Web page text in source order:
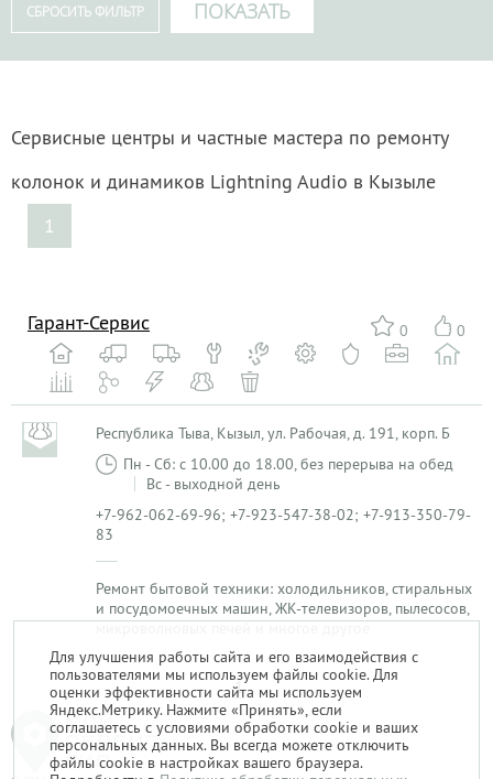
Сервисные центры и частные мастера по ремонту
колонок и динамиков Lightning Audio в Кызыле
1
0 0
Гарант-Сервис
Республика Тыва, Кызыл, ул. Рабочая, д. 191, корп. Б
Пн - Сб: с 10.00 до 18.00, без перерыва на обед
Вс - выходной день
+7-962-062-69-96; +7-923-547-38-02; +7-913-350-79-
83
Ремонт бытовой техники: холодильников, стиральных
и посудомоечных машин, ЖК-телевизоров, пылесосов,
микроволновых печей и многое другое
1
Для улучшения работы сайта и его взаимодействия с
пользователями мы используем файлы cookie. Для
оценки эффективности сайта мы используем
Яндекс.Метрику. Нажмите «Принять», если
соглашаетесь с условиями обработки cookie и ваших
персональных данных. Вы всегда можете отключить
файлы cookie в настройках вашего браузера.